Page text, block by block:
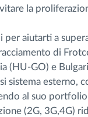
la
aiutarti a
di
(HU-GO) e
sistema esterno,
al suo
(2G, 3G,4G)